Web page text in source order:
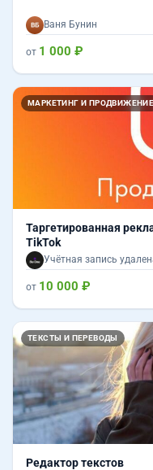
Ваня Бунин
от 1 000 ₽
МАРКЕТИНГ И ПРОДВИЖЕНИЕ
Таргетированная
TikTok
Учётная запись
от 10 000 ₽
ТЕКСТЫ И ПЕРЕВОДЫ
Редактор текстов